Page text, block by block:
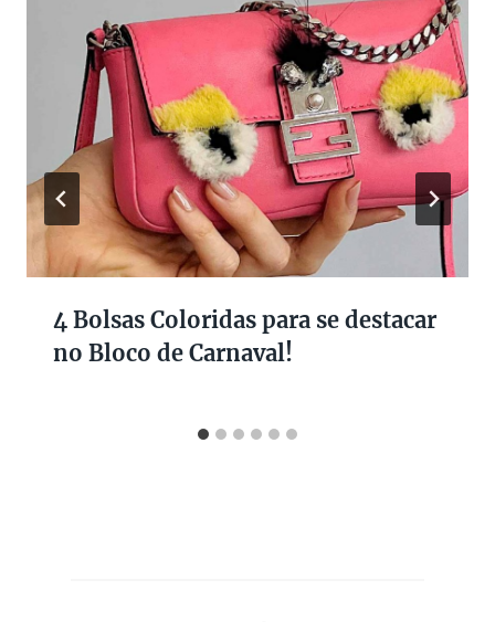
4 Bolsas Coloridas para se destacar
no Bloco de Carnaval!